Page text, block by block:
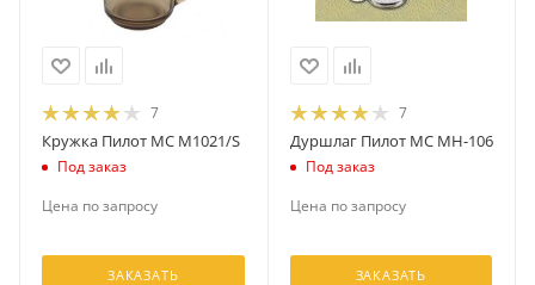
7
Кружка Пилот МС M1021/S
Под заказ
Цена по запросу
ЗАКАЗАТЬ
7
Дуршлаг Пилот МС МН-106
Под заказ
Цена по запросу
ЗАКАЗАТЬ